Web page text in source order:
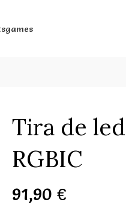
Tira de
RGBIC
91,90 €